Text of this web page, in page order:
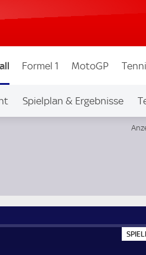
Formel 1 MotoGP
Spielplan & Ergebnisse